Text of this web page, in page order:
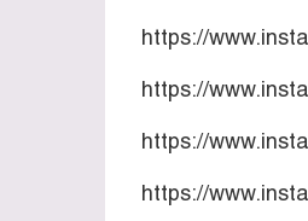
https://
https://
https://
https://